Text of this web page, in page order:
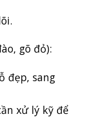
gõ đỏ):
đẹp, sang
xử lý kỹ để